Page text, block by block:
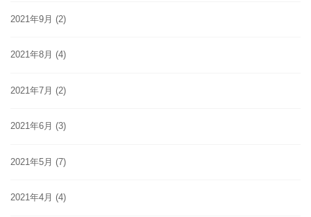
2021年9月 (2)
2021年8月 (4)
2021年7月 (2)
2021年6月 (3)
2021年5月 (7)
2021年4月 (4)